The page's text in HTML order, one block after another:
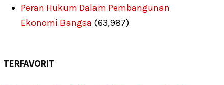
Peran Hukum Dalam Pembangunan
Ekonomi Bangsa (63,987)
TERFAVORIT